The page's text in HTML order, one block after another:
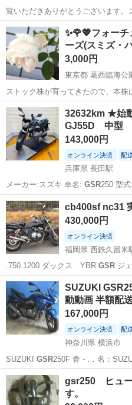
覧いただきありがとうございます。
で車検もな…
宮城 遠田郡 小牛田駅
✨🌹💖フォー
ーズ(スミズ・
3,000円
東京都 葛西臨海公
ストック株が育ってきたので、本株
した。 普通のお店ではあまり売っ
☆ 現在(7/18)花は付いていません。 出来たらバラ好きな方・この品種
に思い入れがある...
東京 江戸川区 葛西臨海公
32632km ★始
GJ55D 中型
143,000円
オンライン決済 配
兵庫県 長田駅
メーカー:スズキ 車名: GSR 250
兵庫 神戸市 スズ
430,000円
オンライン決済
福岡県 西鉄久留米
.750.1200 ダックス YBR GSRジ
福岡 久留米市
SUZUKI
動動画 半額配
167,000円
オンライン決済 配
神奈川県 横浜市
SUZUKI GSR250F 青 - … 名：
神奈川 横浜市
gsr250 ヒュ
す。